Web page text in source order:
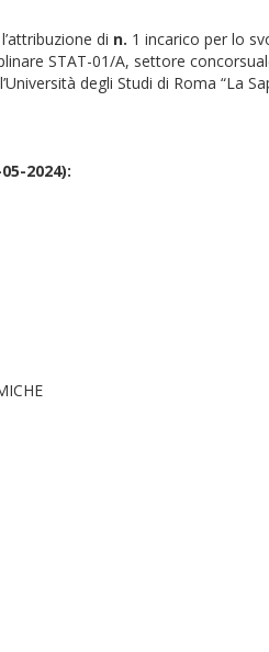
di n. 1 incarico per lo
STAT-01/A, settore
degli Studi di Roma “La
2024):